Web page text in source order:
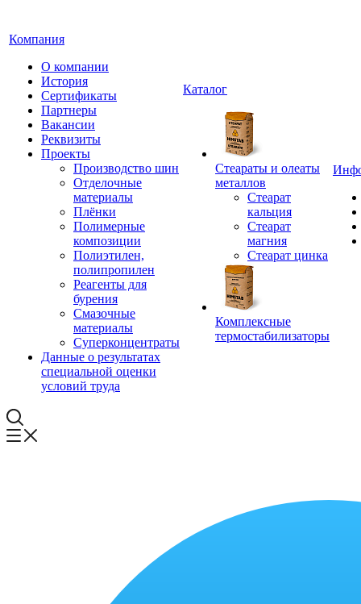
Компания
О компании
История
Сертификаты
Партнеры
Вакансии
Реквизиты
Проекты
Производство шин
Отделочные
материалы
Плёнки
Полимерные
композиции
Полиэтилен,
полипропилен
Реагенты для
бурения
Смазочные
материалы
Суперконцентраты
Данные о результатах
специальной оценки
условий труда
Каталог
Стеараты и олеаты
металлов
Стеарат
кальция
Стеарат
магния
Стеарат цинка
Комплексные
термостабилизаторы